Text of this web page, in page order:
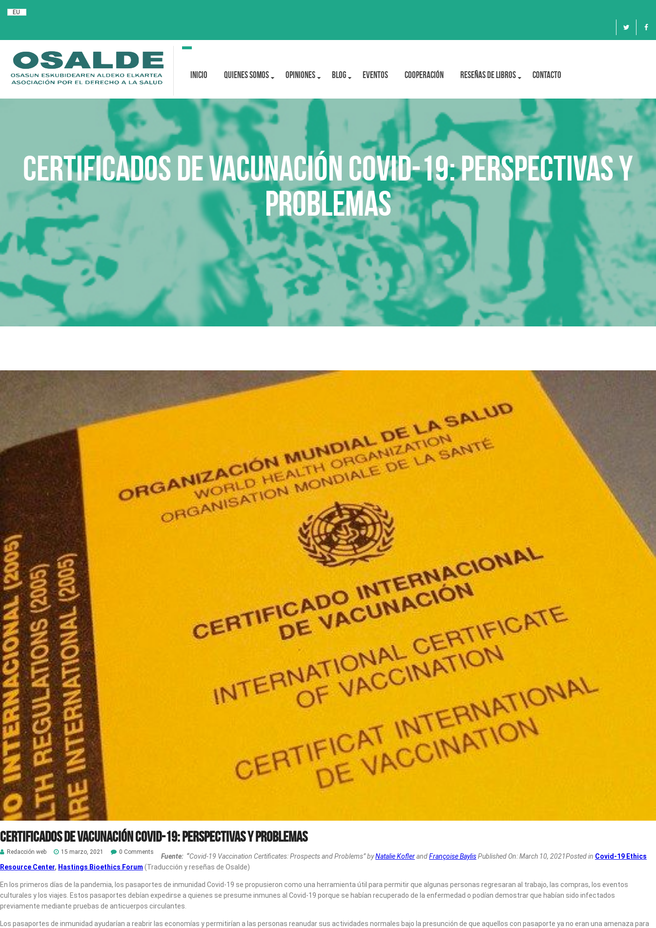
EU
Toggle
Inicio Quienes Somos OPINIONES BLOG Eventos Cooperación Reseñas de libros Contacto
Certificados de vacunación Covid-19: Perspectivas y
problemas
Certificados de vacunación Covid-19: Perspectivas y problemas
Redacción web 15 marzo, 2021 0 Comments
Fuente: “Covid-19 Vaccination Certificates: Prospects and Problems”byNatalie KoflerandFrançoise BaylisPublished On: March 10, 2021Posted in Covid-19 Ethics
Resource Center, Hastings Bioethics Forum (Traducción y reseñas de Osalde)
En los primeros días de la pandemia, los pasaportes de inmunidad Covid-19 se propusieron como una herramienta útil para permitir que algunas personas regresaran al trabajo, las compras, los eventos
culturales y los viajes. Estos pasaportes debían expedirse a quienes se presume inmunes al Covid-19 porque se habían recuperado de la enfermedad o podían demostrar que habían sido infectados
previamente mediante pruebas de anticuerpos circulantes.
Los pasaportes de inmunidad ayudarían a reabrir las economías y permitirían a las personas reanudar sus actividades normales bajo la presunción de que aquellos con pasaporte ya no eran una amenaza para